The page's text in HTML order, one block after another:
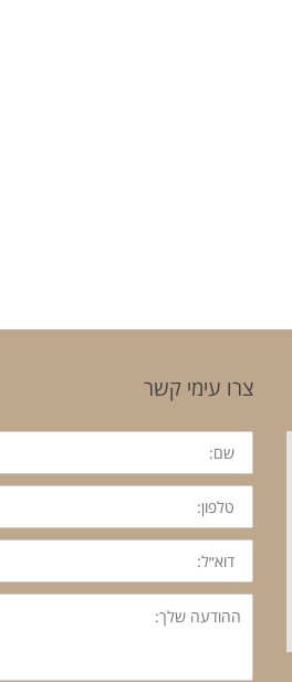
צרו עימי קשר
שם:
טלפון:
דוא״ל:
ההודעה
שלך: